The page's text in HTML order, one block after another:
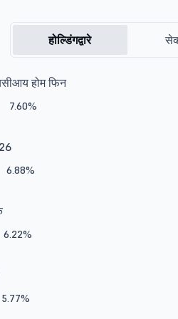
होल्डिंगद्वारे
होम फिन
7.60%
6.88%
6.22%
5.77%